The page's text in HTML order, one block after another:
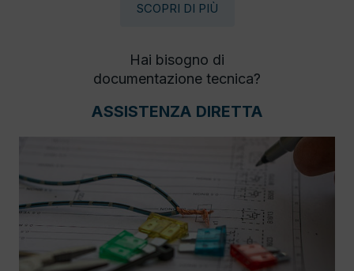
SCOPRI DI PIÙ
Hai bisogno di
documentazione tecnica?
ASSISTENZA DIRETTA